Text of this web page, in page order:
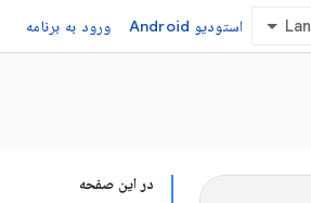
استودیو Android ورود به برنامه
در این صفحه